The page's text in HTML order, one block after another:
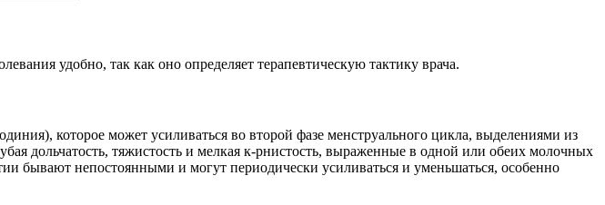
удобно, так как оно определяет терапевтическую тактику врача.
которое может усиливаться во второй фазе менструального цикла, выделениями из
дольчатость, тяжистость и мелкая к-рнистость, выраженные в одной или обеих молочных
бывают непостоянными и могут периодически усиливаться и уменьшаться, особенно